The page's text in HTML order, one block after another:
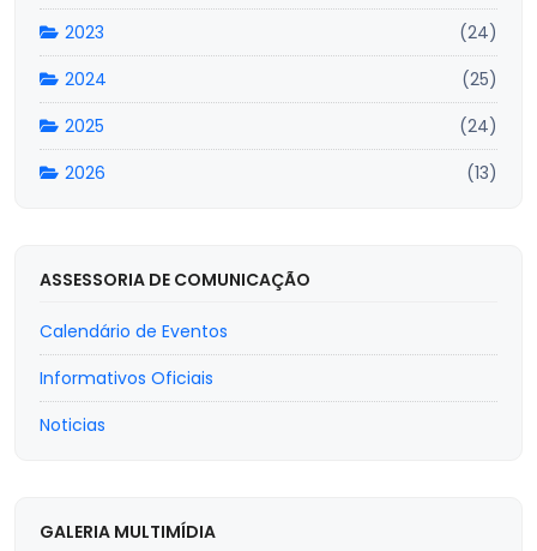
2023
(24)
2024
(25)
2025
(24)
2026
(13)
ASSESSORIA DE COMUNICAÇÃO
Calendário de Eventos
Informativos Oficiais
Noticias
GALERIA MULTIMÍDIA